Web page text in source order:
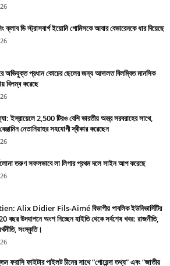
ক্লাব ডি স্ট্রাসবার্গ ইয়োনি গোমিসকে আবার বেভারেনকে ধার দিয়েছে
অভিযুক্ত প্রধান কোচের ছেলের জন্য আদালত বিলম্বিত মানসিক
বিলম্ব করেছে
ইস্রায়েলে 2,500 টিরও বেশি ভারতীয় অস্ত্র সরবরাহের সাথে,
নেতানিয়াহুর সহযোগী স্বীকার করেছেন
তরুণ সফলভাবে লা লিগার প্রথম দলে সাইন আপ করেছে
Alix Didier Fils-Aimé বিভাগীয় পাবলিক ইউনিভার্সিটির
বছর উদযাপনে অংশ নিচ্ছেন হাইতি থেকে সর্বশেষ খবর: রাজনীতি,
সংস্কৃতি।
ফরাসি ফাইটার পাইলট চীনের সাথে “গোয়েন্দা তথ্য” এবং “জাতীয়